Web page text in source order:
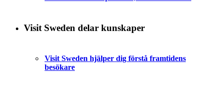
Visit Sweden delar kunskaper
Visit Sweden hjälper dig förstå framtidens
besökare